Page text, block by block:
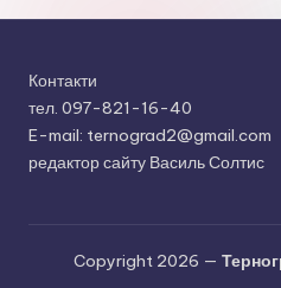
Контакти
тел. 097-821-16-40
E-mail: ternograd2@gmail.com
редактор сайту Василь Солтис
Copyright 2026 —